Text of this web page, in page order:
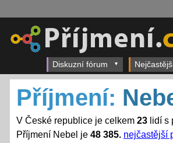
Diskuzní fórum
Příjmení:
V České republice je celkem 23lidí s
Příjmení Nebel je 48 385. nejčastější